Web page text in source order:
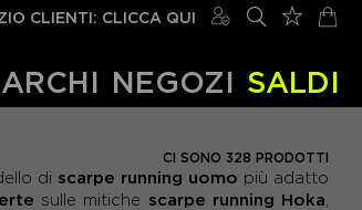
CLIENTI: CLICCA QUI
NEGOZI SALDI
CI SONO 328 PRODOTTI
di scarpe running uomo più adatto
sulle mitiche scarpe running Hoka